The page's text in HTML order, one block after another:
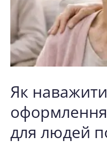
Як
для людей